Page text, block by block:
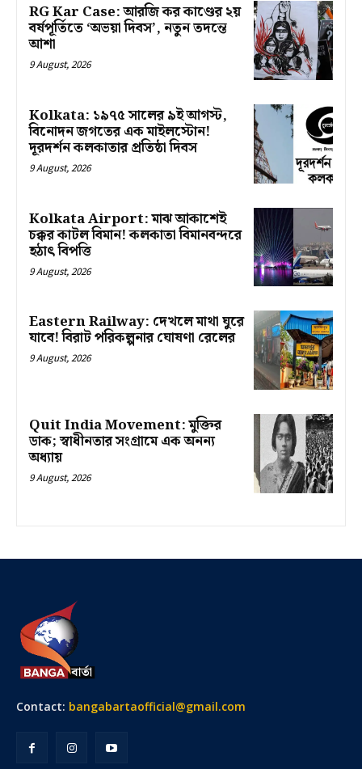
RG Kar Case: আরজি কর কাণ্ডের ২য়
বর্ষপূর্তিতে ‘অভয়া দিবস’, নতুন তদন্তে
আশা
9 August, 2026
Kolkata: ১৯৭৫ সালের ৯ই আগস্ট,
বিনোদন জগতের এক মাইলস্টোন!
দূরদর্শন কলকাতার প্রতিষ্ঠা দিবস
9 August, 2026
Kolkata Airport: মাঝ আকাশেই
চক্কর কাটল বিমান! কলকাতা বিমানবন্দরে
হঠাৎ বিপত্তি
9 August, 2026
Eastern Railway: দেখলে মাথা ঘুরে
যাবে! বিরাট পরিকল্পনার ঘোষণা রেলের
9 August, 2026
Quit India Movement: মুক্তির
ডাক; স্বাধীনতার সংগ্রামে এক অনন্য
অধ্যায়
9 August, 2026
Contact: bangabartaofficial@gmail.com